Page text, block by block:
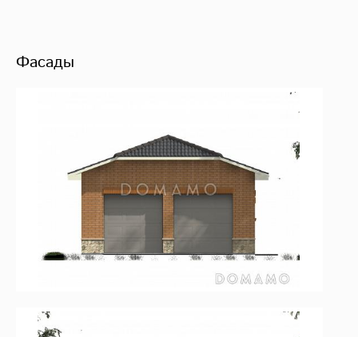
Фасады